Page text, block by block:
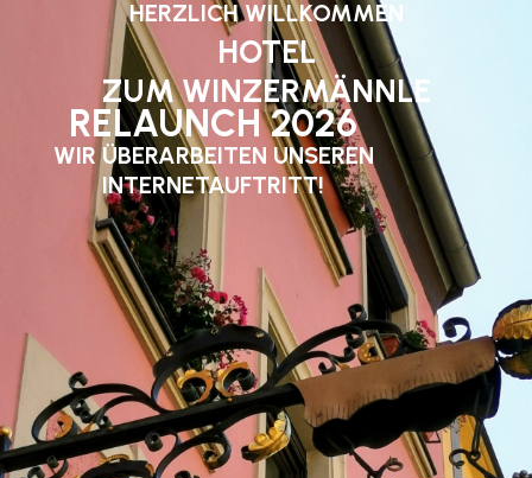
HERZLICH WILLKOMMEN
HOTEL
ZUM WINZERMÄNNLE
RELAUNCH 2026
WIR ÜBERARBEITEN UNSEREN
INTERNETAUFTRITT!